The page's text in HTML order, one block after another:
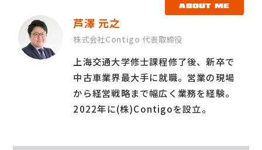
ABOUT ME
芦澤 元之
株式会社Contigo 代表取締役
上海交通大学修士課程修了後、新卒で
中古車業界最大手に就職。営業の現場
から経営戦略まで幅広く業務を経験。
2022年に(株)Contigoを設立。